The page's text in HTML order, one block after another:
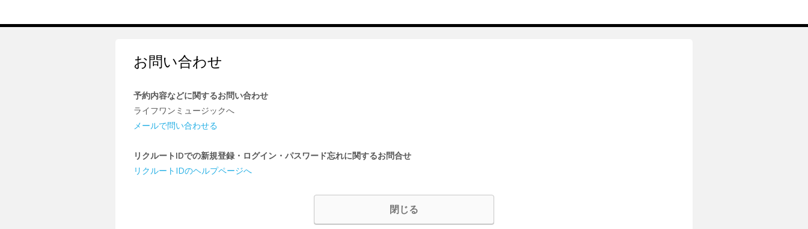
お問い合わせ
予約内容などに関するお問い合わせ
ライフワンミュージックへ
メールで問い合わせる
リクルートIDでの新規登録・ログイン・パスワード忘れに関するお問合せ
リクルートIDのヘルプページへ
閉じる